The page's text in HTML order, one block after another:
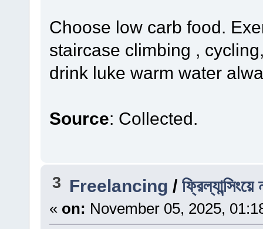
Choose low carb food.
staircase climbing ,
drink luke warm water
Source: Collected.
3 Freelancing/
« on: November 05, 2025,